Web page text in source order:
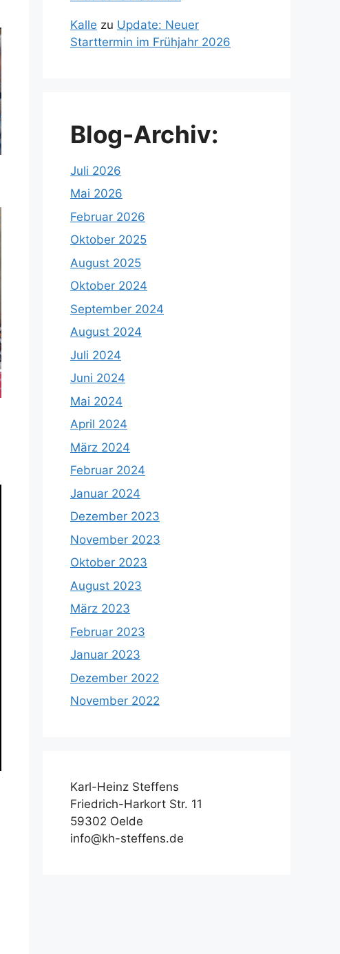
Kalle zu Update: Neuer
Starttermin im Frühjahr 2026
Blog-Archiv:
Juli 2026
Mai 2026
Februar 2026
Oktober 2025
August 2025
Oktober 2024
September 2024
August 2024
Juli 2024
Juni 2024
Mai 2024
April 2024
März 2024
Februar 2024
Januar 2024
Dezember 2023
November 2023
Oktober 2023
August 2023
März 2023
Februar 2023
Januar 2023
Dezember 2022
November 2022
Karl-Heinz Steffens
Friedrich-Harkort Str. 11
59302 Oelde
info@kh-steffens.de